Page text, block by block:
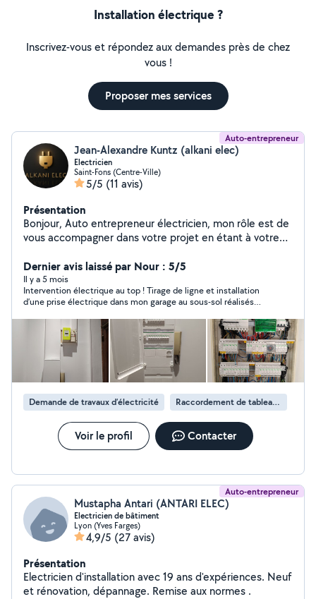
Installation électrique ?
Inscrivez-vous et répondez aux demandes près de chez
vous !
Proposer mes services
Auto-entrepreneur
Jean-Alexandre Kuntz (alkani elec)
Electricien
Saint-Fons (Centre-Ville)
5/5 (11 avis)
Présentation
Bonjour, Auto entrepreneur électricien, mon rôle est de
vous accompagner dans votre projet en étant à votre
de votre budget. Assurance Décennale à jour Devis
gratuit
Dernier avis laissé par Nour : 5/5
Il y a 5 mois
Intervention électrique au top ! Tirage de ligne et installation
d’une prise électrique dans mon garage au sous-sol réalisés
conforme à mes attentes. Ponctuel, efficace et de bon conseil.
Je recommande sans hésitation pour vos travaux d’électricité.
Merci encore pour cette intervention de qualité !
Demande de travaux d’électricité Raccordement de tableau électrique
Voir le profil Contacter
Auto-entrepreneur
Mustapha Antari (ANTARI ELEC)
Electricien de bâtiment
Lyon (Yves Farges)
4,9/5 (27 avis)
Présentation
Electricien d'installation avec 19 ans d'expériences. Neuf
et rénovation, dépannage. Remise aux normes .